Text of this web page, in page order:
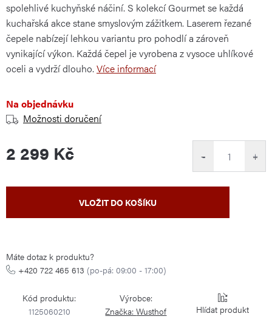
spolehlivé kuchyňské náčiní. S kolekcí Gourmet se každá
kuchařská akce stane smyslovým zážitkem. Laserem řezané
čepele nabízejí lehkou variantu pro pohodlí a zároveň
vynikající výkon. Každá čepel je vyrobena z vysoce uhlíkové
oceli a vydrží dlouho. Více informací
Na objednávku
Možnosti doručení
2 299 Kč +
−
VLOŽIT DO KOŠÍKU
Máte dotaz k produktu?
+420 722 465 613 (po-pá: 09:00 - 17:00)
Kód produktu:
1125060210
Výrobce:
Značka:Wusthof Hlídat